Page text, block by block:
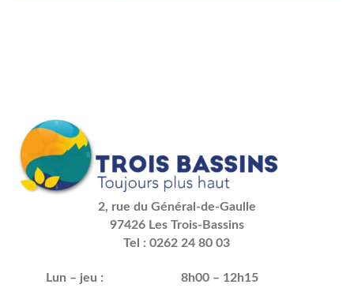
2, rue du Général-de-Gaulle
97426 Les Trois-Bassins
Tel : 0262 24 80 03
Lun – jeu :
8h00 – 12h15